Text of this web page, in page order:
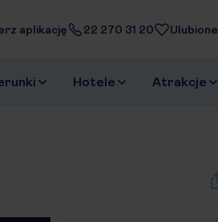
aplikację 22 270 31 20 Ulubione
Hotele Atrakcje